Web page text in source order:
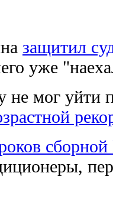
защитил
уже
мог уйти